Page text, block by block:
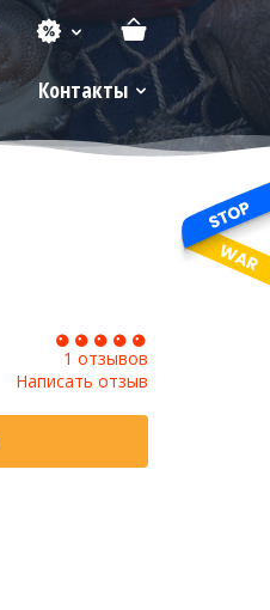
Контакты
1 отзывов
Написать отзыв